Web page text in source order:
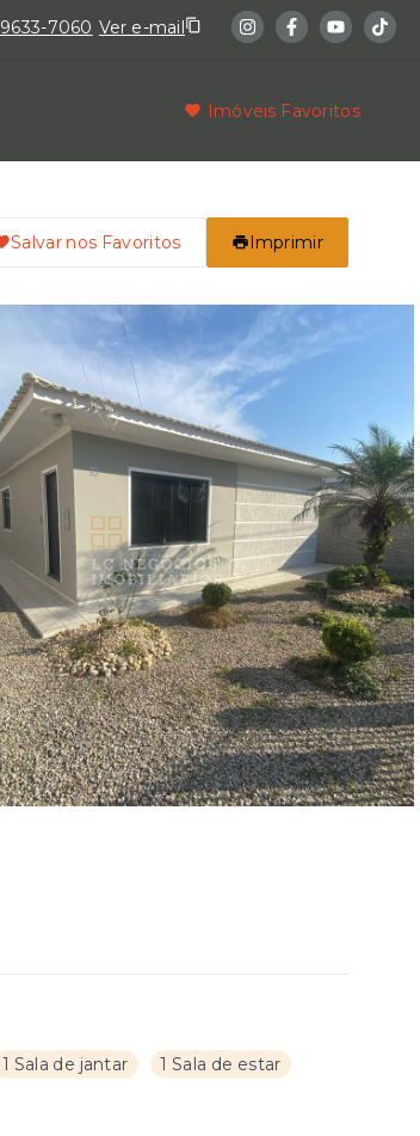
7060 Ver e-mail
Imóveis Favoritos
Salvar nos Favoritos Imprimir
1 Sala de jantar 1 Sala de estar